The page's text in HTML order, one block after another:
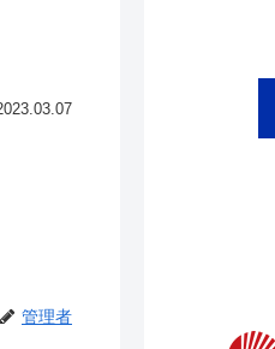
管理者